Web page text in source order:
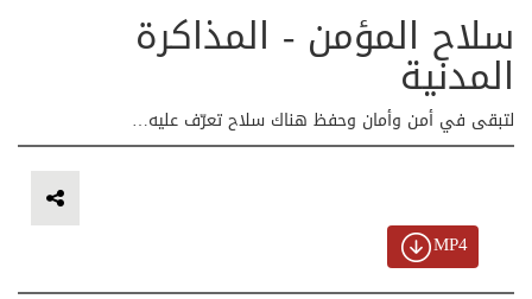
سلاح المؤمن - المذاكرة
المدنية
لتبقى في أمن وأمان وحفظ هناك سلاح تعرّف عليه…
MP4